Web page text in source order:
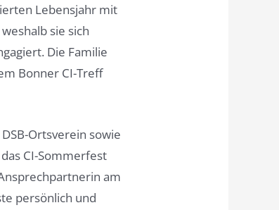
Lebensjahr mit
sie sich
Die Familie
Bonner CI-Treff
Ortsverein sowie
CI-Sommerfest
am
persönlich und